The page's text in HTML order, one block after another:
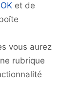
et de
vous aurez
rubrique